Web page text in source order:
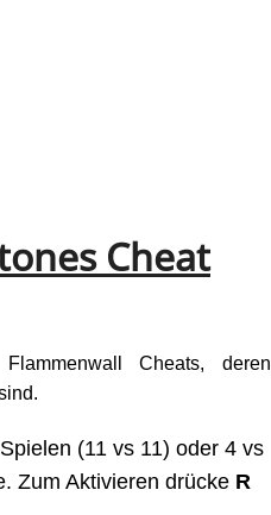
Cheat
Cheats, deren
(11 vs 11) oder 4 vs
Zum Aktivieren drücke R